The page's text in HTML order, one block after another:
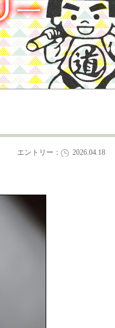
エントリー： 2026.04.18